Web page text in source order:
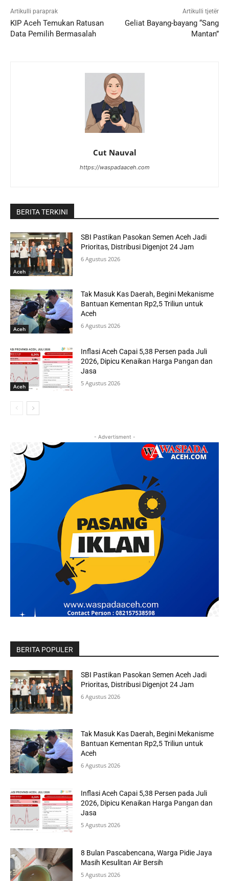
Artikulli paraprak
KIP Aceh Temukan Ratusan
Data Pemilih Bermasalah
Artikulli tjetër
Geliat Bayang-bayang “Sang
Mantan”
Cut Nauval
https://waspadaaceh.com
BERITA TERKINI
Aceh
SBI Pastikan Pasokan Semen Aceh Jadi
Prioritas, Distribusi Digenjot 24 Jam
6 Agustus 2026
Aceh
Tak Masuk Kas Daerah, Begini Mekanisme
Bantuan Kementan Rp2,5 Triliun untuk
Aceh
6 Agustus 2026
Aceh
Inflasi Aceh Capai 5,38 Persen pada Juli
2026, Dipicu Kenaikan Harga Pangan dan
Jasa
5 Agustus 2026
- Advertisment -
BERITA POPULER
SBI Pastikan Pasokan Semen Aceh Jadi
Prioritas, Distribusi Digenjot 24 Jam
6 Agustus 2026
Tak Masuk Kas Daerah, Begini Mekanisme
Bantuan Kementan Rp2,5 Triliun untuk
Aceh
6 Agustus 2026
Inflasi Aceh Capai 5,38 Persen pada Juli
2026, Dipicu Kenaikan Harga Pangan dan
Jasa
5 Agustus 2026
8 Bulan Pascabencana, Warga Pidie Jaya
Masih Kesulitan Air Bersih
5 Agustus 2026